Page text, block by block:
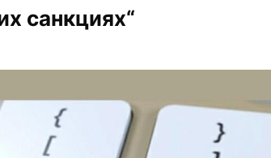
санкциях“